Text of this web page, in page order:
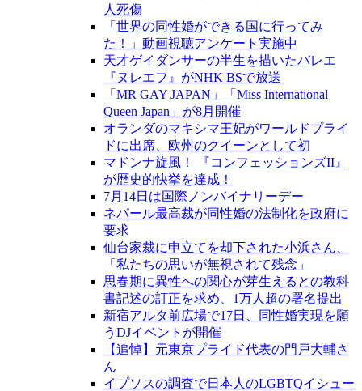
人死傷
「世界の同性婚ができる国に行ってみ
た！」動画視聴アンケート実施中
天才ゲイダンサーの半生を描いたバレエ
『ヌレエフ』がNHK BSで放送
「MR GAY JAPAN」「Miss International
Queen Japan」が8月開催
オランダのマキシマ王妃がワールドプライ
ドに出席、欧州のクイーンとして初
マドンナ旋風！ 『コンフェッションズII』
が歴史的快挙を達成！
7月14日は国際ノンバイナリーデー
ネパール最高裁が同性婚の法制化を政府に
要求
仙台家裁に申立てを却下された小浜さん、
「私たちの思いが無視されて残念」
思春期に異性への関心が芽生えるとの教科
書記述の訂正を求め、1万人超の署名提出
新宿アルタ前広場で17日、同性婚実現を願
うDJイベントが開催
【追悼】元東京プライド代表の門戸大輔さ
ん
イプソスの調査で日本人のLGBTQイシュー